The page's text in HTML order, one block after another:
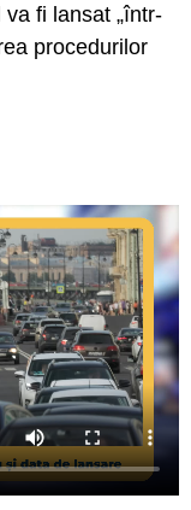
fi lansat „într-
procedurilor